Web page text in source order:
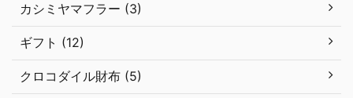
カシミヤマフラー (3)
ギフト (12)
クロコダイル財布 (5)